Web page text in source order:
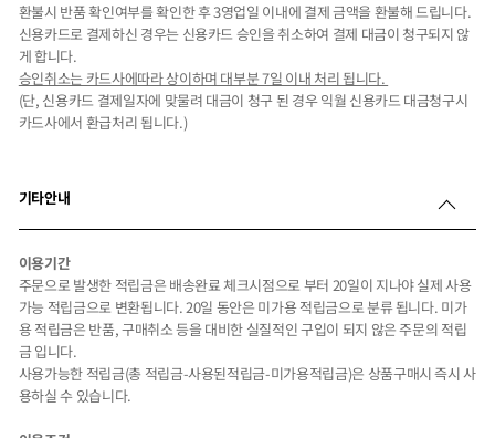
환불시 반품 확인여부를 확인한 후 3영업일 이내에 결제 금액을 환불해 드립니다.
신용카드로 결제하신 경우는 신용카드 승인을 취소하여 결제 대금이 청구되지 않
게 합니다.
승인취소는 카드사에따라 상이하며 대부분 7일 이내 처리 됩니다.
(단, 신용카드 결제일자에 맞물려 대금이 청구 된 경우 익월 신용카드 대금청구시
카드사에서 환급처리 됩니다.)
기타안내
이용기간
주문으로 발생한 적립금은 배송완료 체크시점으로 부터 20일이 지나야 실제 사용
가능 적립금으로 변환됩니다. 20일 동안은 미가용 적립금으로 분류 됩니다. 미가
용 적립금은 반품, 구매취소 등을 대비한 실질적인 구입이 되지 않은 주문의 적립
금 입니다.
사용가능한 적립금(총 적립금-사용된적립금-미가용적립금)은 상품구매시 즉시 사
용하실 수 있습니다.